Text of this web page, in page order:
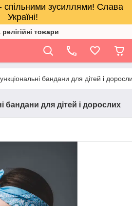
спільними зусиллями! Слава
Україні!
релігійнi товари
бандани для дітей і
бандани для дітей і дорослих